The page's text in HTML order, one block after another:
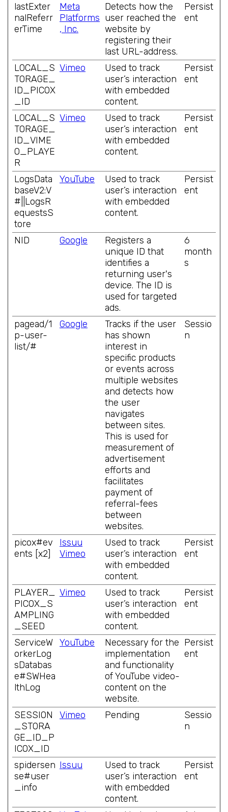
lastExter
nalReferr
erTime
Meta
Platforms
, Inc.
Detects how the
user reached the
website by
registering their
last URL-address.
Persist
ent
LOCAL_S
TORAGE_
ID_PICOX
_ID
Vimeo
Used to track
user’s interaction
with embedded
content.
Persist
ent
LOCAL_S
TORAGE_
ID_VIME
O_PLAYE
R
Vimeo
Used to track
user’s interaction
with embedded
content.
Persist
ent
LogsData
baseV2:V
#||LogsR
equestsS
tore
YouTube
Used to track
user’s interaction
with embedded
content.
Persist
ent
NID Google
Registers a
unique ID that
identifies a
returning user's
device. The ID is
used for targeted
ads.
6
month
s
pagead/1
p-user-
list/#
Google
Tracks if the user
has shown
interest in
specific products
or events across
multiple websites
and detects how
the user
navigates
between sites.
This is used for
measurement of
advertisement
efforts and
facilitates
payment of
referral-fees
between
websites.
Sessio
n
picox#ev
ents [x2]
Issuu
Vimeo
Used to track
user’s interaction
with embedded
content.
Persist
ent
PLAYER_
PICOX_S
AMPLING
_SEED
Vimeo
Used to track
user’s interaction
with embedded
content.
Persist
ent
ServiceW
orkerLog
sDatabas
e#SWHea
lthLog
YouTube
Necessary for the
implementation
and functionality
of YouTube video-
content on the
website.
Persist
ent
SESSION
_STORA
GE_ID_P
ICOX_ID
Vimeo Pending
Sessio
n
spidersen
se#user
_info
Issuu
Used to track
user’s interaction
with embedded
content.
Persist
ent